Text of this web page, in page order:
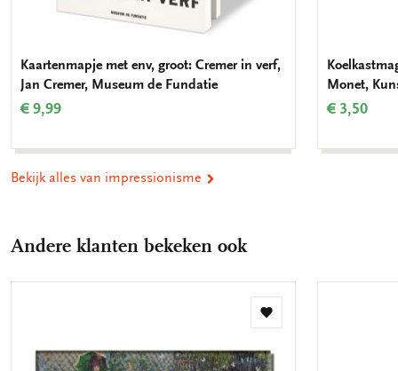
Kaartenmapje met env, groot: Cremer in verf,
Jan Cremer, Museum de Fundatie
€ 9,99
Monet,
€ 3,50
Bekijk alles van impressionisme
Andere klanten bekeken ook
Toevoegen
verlanglijst